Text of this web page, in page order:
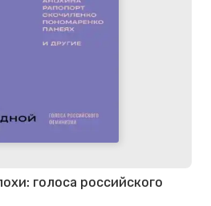
голоса российского